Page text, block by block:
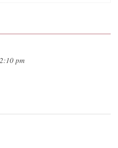
pm